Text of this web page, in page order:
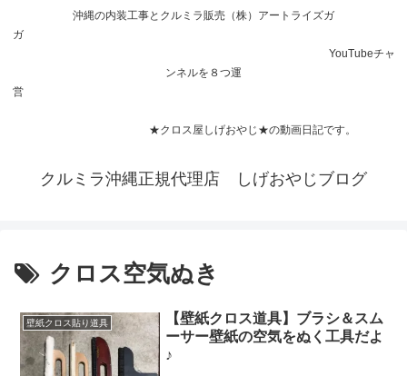
沖縄の内装工事とクルミラ販売（株）アートライズガ
ガ
YouTubeチャ
ンネルを８つ運
営
★クロス屋しげおやじ★の動画日記です。
クルミラ沖縄正規代理店 しげおやじブログ
クロス空気ぬき
壁紙クロス貼り道具
【壁紙クロス道具】ブラシ＆スム
ーサー壁紙の空気をぬく工具だよ
♪